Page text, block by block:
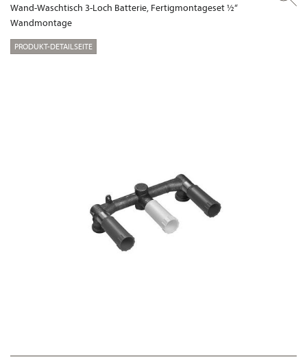
Wand-Waschtisch 3-Loch Batterie, Fertigmontageset ½“
Wandmontage
PRODUKT-DETAILSEITE